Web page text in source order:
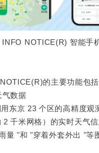
INFO NOTICE(R) 智能手
的主要功能包括
气数据
东京 23 个区的高精度观
千米网格）的实时天气信
量 "和 "穿着外套外出 "等